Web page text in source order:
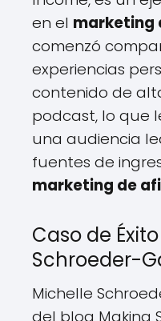
en el marketing
comenzó
experiencias
contenido de
podcast, lo que
una audiencia
fuentes de
marketing de
Caso de
Schroeder-
Michelle
del blog Making